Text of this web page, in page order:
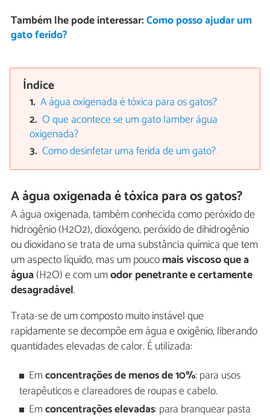
Também lhe pode interessar:Como posso ajudar um
gato ferido?
Índice
A água oxigenada é tóxica para os gatos?
O que acontece se um gato lamber água
oxigenada?
Como desinfetar uma ferida de um gato?
A água oxigenada é tóxica para os gatos?
A água oxigenada, também conhecida como peróxido de
hidrogênio (H2O2), dioxógeno, peróxido de dihidrogênio
ou dioxidano se trata de uma substância química que tem
um aspecto líquido, mas um poucomais viscoso que a
água(H2O) e com umodor penetrante e certamente
desagradável.
Trata-se de um composto muito instável que
rapidamente se decompõe em água e oxigênio, liberando
quantidades elevadas de calor. É utilizada:
Emconcentrações de menos de 10%: para usos
terapêuticos e clareadores de roupas e cabelo.
Emconcentrações elevadas: para branquear pasta